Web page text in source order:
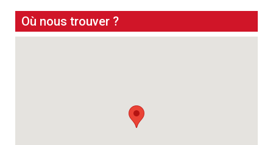
Où nous trouver ?